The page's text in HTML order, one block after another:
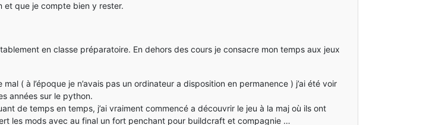
et que je compte bien y rester.
en classe préparatoire. En dehors des cours je consacre mon temps aux jeux
( à l’époque je n’avais pas un ordinateur a disposition en permanence ) j’ai été voir
années sur le python.
de temps en temps, j’ai vraiment commencé a découvrir le jeu à la maj où ils ont
les mods avec au final un fort penchant pour buildcraft et compagnie …